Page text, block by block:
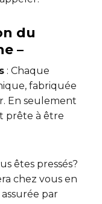
du
–
: Chaque
fabriquée
En seulement
prête à être
êtes pressés?
chez vous en
par